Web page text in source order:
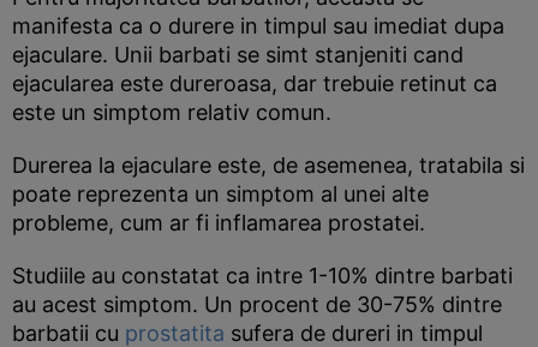
manifesta ca o durere in timpul sau imediat dupa
ejaculare. Unii barbati se simt stanjeniti cand
ejacularea este dureroasa, dar trebuie retinut ca
este un simptom relativ comun.
Durerea la ejaculare este, de asemenea, tratabila si
poate reprezenta un simptom al unei alte
probleme, cum ar fi inflamarea prostatei.
Studiile au constatat ca intre 1-10% dintre barbati
au acest simptom. Un procent de 30-75% dintre
barbatii cu prostatita sufera de dureri in timpul